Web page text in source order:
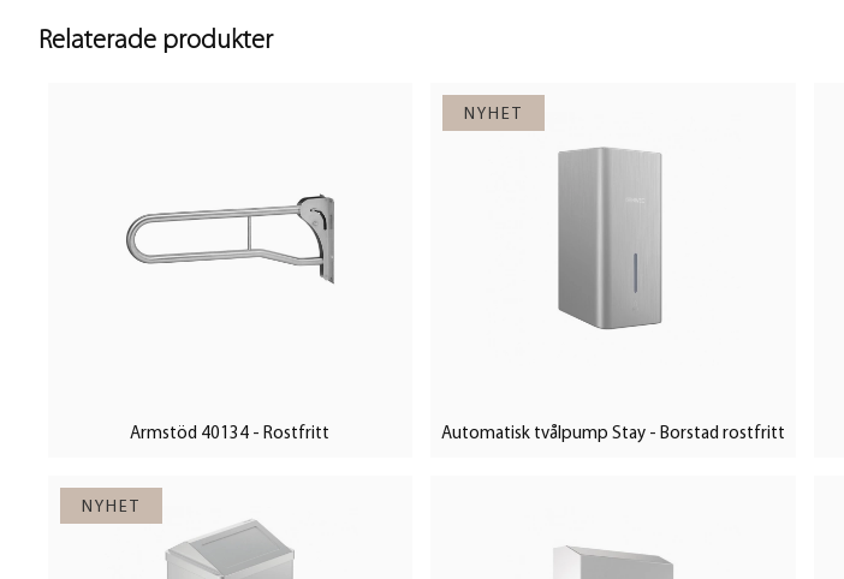
Relaterade produkter
Armstöd 40134 - Rostfritt Automatisk tvålpump Stay - Borstad rostfritt